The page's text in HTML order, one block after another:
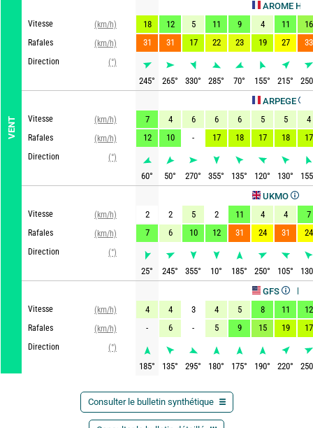
VENT
AROME HD
Vitesse
(km/h)
Rafales
(km/h)
Direction
(°)
ARPEGE
Vitesse
(km/h)
Rafales
(km/h)
Direction
(°)
UKMO
Vitesse
(km/h)
Rafales
(km/h)
Direction
(°)
Vitesse
(km/h)
Rafales
(km/h)
Direction
(°)
18 12 5 11 9 4 11
16
31
31 17 22 23 19 27 33
245° 265° 330° 285° 70° 155° 215° 250
7 4 6 6 6 5 5
4
12
10 - 17 18 17 18 17
60° 50° 270° 355° 135° 120° 130° 155
2 2 5 2 11 4 4
7
7
6 10 12 31 24 31 24
25° 245° 355° 10° 185° 250° 105° 130
4 4 3 4 5 8 11
12
-
6 - 5 9 15 19 17
185° 135° 295° 180° 175° 190° 220° 250
Consulter le bulletin synthétique